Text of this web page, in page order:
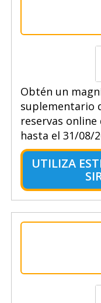
Obtén un
suplementario
reservas online
hasta el 31/08/
UTILIZA